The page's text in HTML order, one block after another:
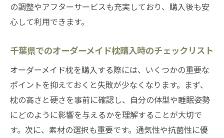
の調整やアフターサービスも充実しており、購入後も安
心して利用できます。
千葉県でのオーダーメイド枕購入時のチェックリスト
オーダーメイド枕を購入する際には、いくつかの重要な
ポイントを抑えておくと失敗が少なくなります。まず、
枕の高さと硬さを事前に確認し、自分の体型や睡眠姿勢
にどのように影響を与えるかを理解することが大切で
す。次に、素材の選択も重要です。通気性や抗菌性に優